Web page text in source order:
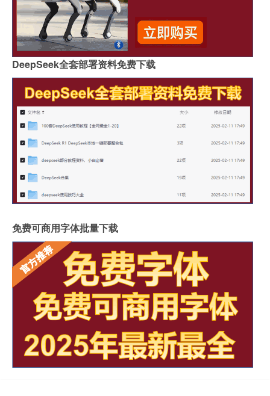
DeepSeek全套部署资料免费下载
免费可商用字体批量下载